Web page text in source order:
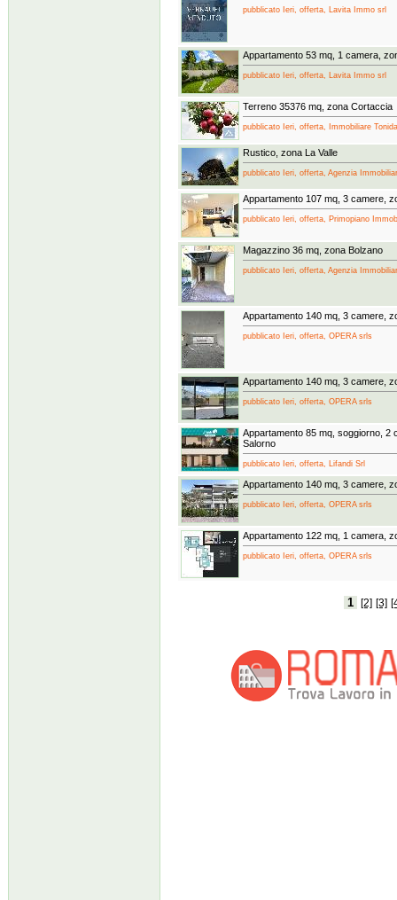
pubblicato Ieri, offerta, Lavita Immo srl
Appartamento 53 mq, 1 camera,
pubblicato Ieri, offerta, Lavita Immo srl
Terreno 35376 mq, zona Cortaccia
pubblicato Ieri, offerta, Immobiliare
Rustico, zona La Valle
pubblicato Ieri, offerta, Agenzia
Appartamento 107 mq, 3 camere,
pubblicato Ieri, offerta, Primopiano
Magazzino 36 mq, zona Bolzano
pubblicato Ieri, offerta, Agenzia
Appartamento 140 mq, 3 camere,
pubblicato Ieri, offerta, OPERA srls
Appartamento 140 mq, 3 camere,
pubblicato Ieri, offerta, OPERA srls
Appartamento 85 mq, soggiorno, 2
Salorno
pubblicato Ieri, offerta, Lifandi Srl
Appartamento 140 mq, 3 camere,
pubblicato Ieri, offerta, OPERA srls
Appartamento 122 mq, 1 camera,
pubblicato Ieri, offerta, OPERA srls
1 [2] [3]